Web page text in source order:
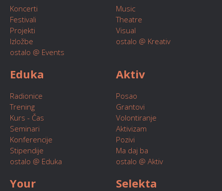
Koncerti
Festivali
Projekti
Izložbe
ostalo @ Events
Music
Theatre
Visual
ostalo @ Kreativ
Eduka
Radionice
Trening
Kurs - Čas
Seminari
Konferencije
Stipendije
ostalo @ Eduka
Aktiv
Posao
Grantovi
Volontiranje
Aktivizam
Pozivi
Ma daj ba
ostalo @ Aktiv
Your Selekta